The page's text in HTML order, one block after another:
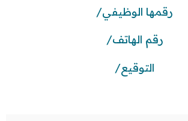
رقمها الوظيفي/
رقم الهاتف/
التوقيع/